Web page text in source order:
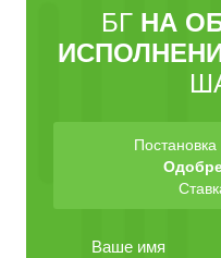
БГ НА
Постановка
Ваше имя